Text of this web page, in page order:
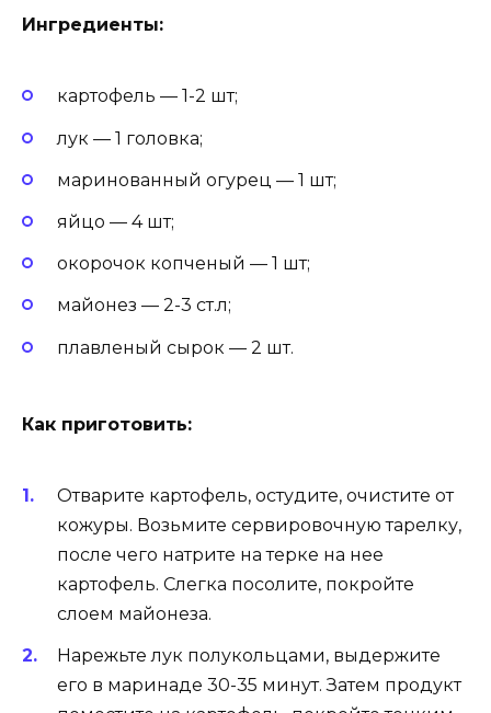
Ингредиенты:
картофель — 1-2 шт;
лук — 1 головка;
маринованный огурец — 1 шт;
яйцо — 4 шт;
окорочок копченый — 1 шт;
майонез — 2-3 ст.л;
плавленый сырок — 2 шт.
Как приготовить:
Отварите картофель, остудите, очистите от
кожуры. Возьмите сервировочную тарелку,
после чего натрите на терке на нее
картофель. Слегка посолите, покройте
слоем майонеза.
Нарежьте лук полукольцами, выдержите
его в маринаде 30-35 минут. Затем продукт